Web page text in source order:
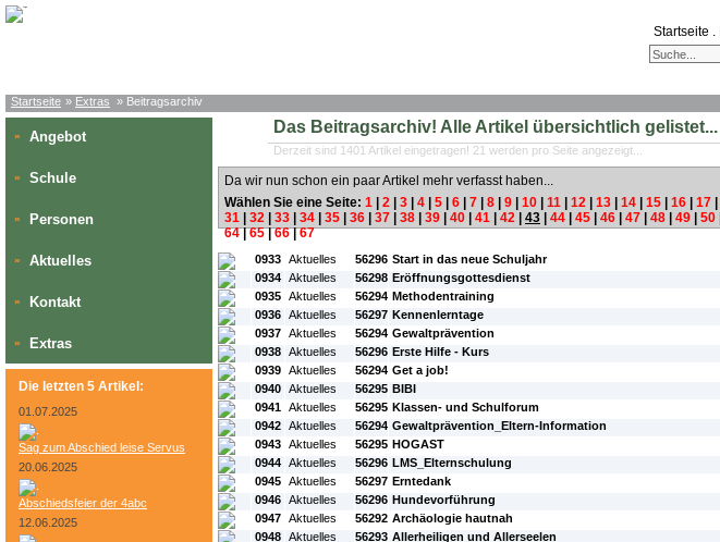
Startseite .
Startseite » Extras » Beitragsarchiv
» Angebot
» Schule
» Personen
» Aktuelles
» Kontakt
» Extras
Die letzten 5 Artikel:
01.07.2025
Sag zum Abschied leise Servus
20.06.2025
Abschiedsfeier der 4abc
12.06.2025
Das Beitragsarchiv! Alle Artikel übersichtlich gelistet...
Derzeit sind 1401 Artikel eingetragen! 21 werden pro Seite angezeigt...
Da wir nun schon ein paar Artikel mehr verfasst haben...
Wählen Sie eine Seite: 1 2 3 4 5 6 7 8 9 10 11 12 13 14 15 16 17
31
32 33 34 35 36 37 38 39 40 41 42 43 44 45 46 47 48 49 50
64|65|66|67
#L: #ID: #Rubrik:
0933 Aktuelles 56296 Start in das neue Schuljahr
0934 Aktuelles 56298 Eröffnungsgottesdienst
0935 Aktuelles 56294 Methodentraining
0936 Aktuelles 56297 Kennenlerntage
0937 Aktuelles 56294 Gewaltprävention
0938 Aktuelles 56296 Erste Hilfe - Kurs
0939 Aktuelles 56294 Get a job!
0940 Aktuelles 56295 BIBI
0941 Aktuelles 56295 Klassen- und Schulforum
0942 Aktuelles 56294 Gewaltprävention_Eltern-Information
0943 Aktuelles 56295 HOGAST
0944 Aktuelles 56296 LMS_Elternschulung
0945 Aktuelles 56297 Erntedank
0946 Aktuelles 56296 Hundevorführung
0947 Aktuelles 56292 Archäologie hautnah
0948 Aktuelles 56293 Allerheiligen und Allerseelen